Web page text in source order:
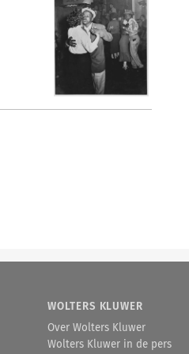
een rechtvaardig bestuur
volksfeest te maken wil de
om van die 175
naar die dag zal de
situaties en
WOLTERS KLUWER
Over Wolters Kluwer
Wolters Kluwer in de pers